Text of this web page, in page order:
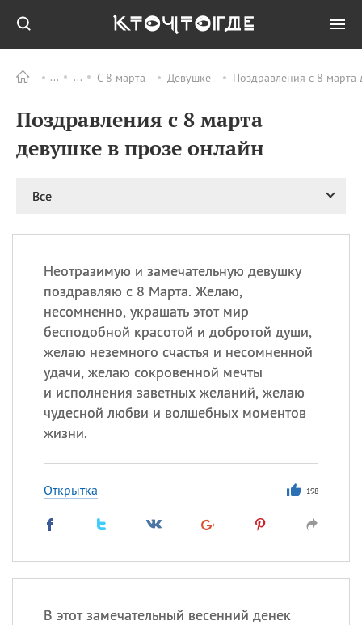
С 8 марта Девушке Поздравления с 8
Поздравления с 8 марта
девушке в прозе онлайн
Все
Неотразимую и замечательную девушку
поздравляю с 8 Марта. Желаю,
несомненно, украшать этот мир
бесподобной красотой и добротой души,
желаю неземного счастья и несомненной
удачи, желаю сокровенной мечты
и исполнения заветных желаний, желаю
чудесной любви и волшебных моментов
жизни.
Открытка 198
В этот замечательный весенний денек
ПРАЗДНИКИ Все
11.08
Рождество святителя
Николая Чудотворца
11.08 День «мусорной еды»
праздник
12.08 День
Военно‑воздушных сил
(День ВВС) РФ
ИМЕНА
Сегодня празднуют именины
Еще
,
Антонина
Еще